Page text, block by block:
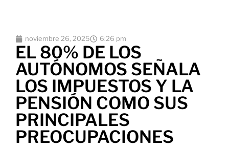
noviembre 26, 2025 6:26 pm
EL 80% DE LOS
AUTÓNOMOS SEÑALA
LOS IMPUESTOS Y LA
PENSIÓN COMO SUS
PRINCIPALES
PREOCUPACIONES